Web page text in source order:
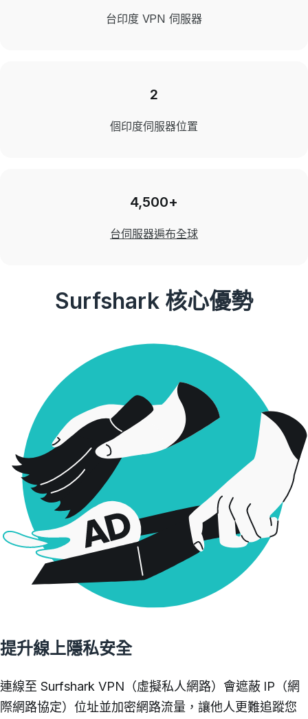
台印度 VPN 伺服器
2
個印度伺服器位置
4,500+
台伺服器遍布全球
Surfshark 核心優勢
提升線上隱私安全
連線至 Surfshark VPN（虛擬私人網路）會遮蔽 IP（網
際網路協定）位址並加密網路流量，讓他人更難追蹤您